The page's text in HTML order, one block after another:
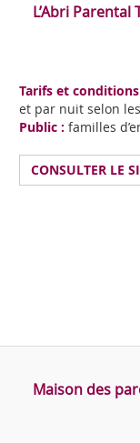
L’Abri Parental
Tarifs et
et par nuit selon
Public : familles
CONSULTER LE
Maison des